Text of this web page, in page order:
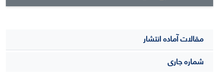
مقالات آماده انتشار
شماره جاری